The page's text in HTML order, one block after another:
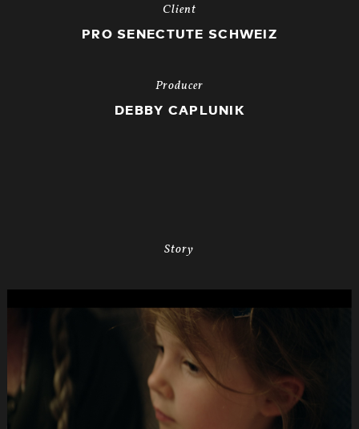
Client
PRO SENECTUTE SCHWEIZ
Producer
DEBBY CAPLUNIK
Story
Fruehlings-
Kampagne
DC